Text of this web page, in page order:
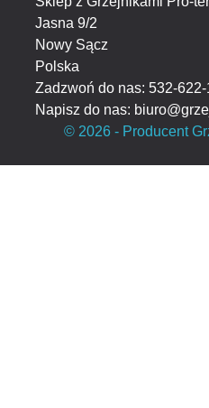
Jasna 9/2
Nowy Sącz
Polska
Zadzwoń do nas: 532-622-
Napisz do nas:
© 2026 - Producent